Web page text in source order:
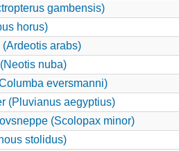
gambensis)
horus)
arabs)
nuba)
eversmanni)
(Pluvianus aegyptius)
(Scolopax minor)
stolidus)